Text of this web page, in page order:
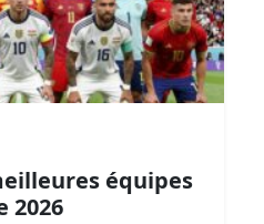
équipes
2026